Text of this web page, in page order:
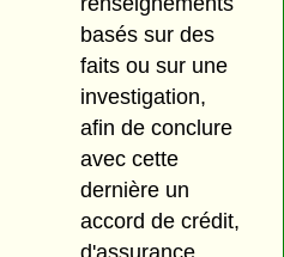
basés sur des
faits ou sur une
investigation,
afin de conclure
avec cette
dernière un
accord de crédit,